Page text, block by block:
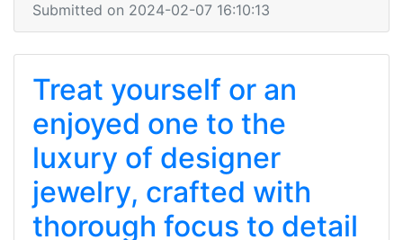
Submitted on 2024-02-07 16:10:13
Treat yourself or an
enjoyed one to the
luxury of designer
jewelry, crafted with
thorough focus to detail